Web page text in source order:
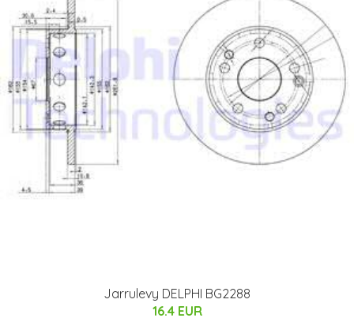
Jarrulevy DELPHI BG2288
16.4 EUR